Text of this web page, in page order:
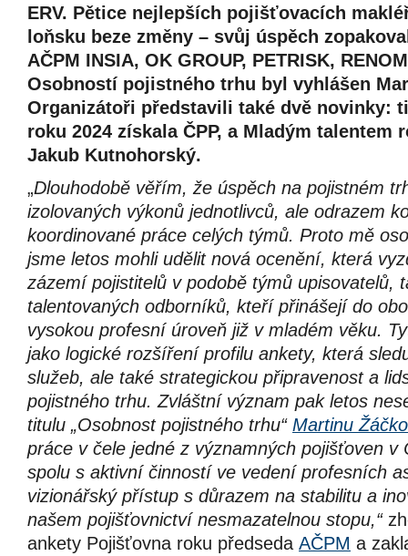
ERV. Pětice nejlepších pojišťovacích
loňsku beze změny – svůj úspěch
AČPM INSIA, OK GROUP, PETRISK,
Osobností pojistného trhu byl vyhlášen
Organizátoři představili také dvě novinky:
roku 2024 získala ČPP, a Mladým talentem
Jakub Kutnohorský.
„Dlouhodobě věřím, že úspěch na pojistném
izolovaných výkonů jednotlivců, ale odrazem
koordinované práce celých týmů. Proto mě
jsme letos mohli udělit nová ocenění, která
zázemí pojistitelů v podobě týmů upisovatelů,
talentovaných odborníků, kteří přinášejí do
vysokou profesní úroveň již v mladém věku.
jako logické rozšíření profilu ankety, která
služeb, ale také strategickou připravenost a
pojistného trhu. Zvláštní význam pak letos
titulu „Osobnost pojistného trhu“ Martinu
práce v čele jedné z významných pojišťoven v
spolu s aktivní činností ve vedení profesních
vizionářský přístup s důrazem na stabilitu a
našem pojišťovnictví nesmazatelnou stopu,“
ankety Pojišťovna roku předseda AČPM a